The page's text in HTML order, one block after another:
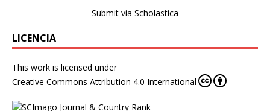
Submit via Scholastica
LICENCIA
This work is licensed under
Creative Commons Attribution 4.0 International